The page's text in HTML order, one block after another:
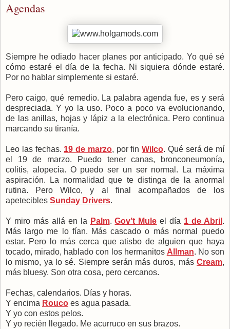
Agendas
Siempre he odiado hacer planes por anticipado. Yo qué sé
cómo estaré el día de la fecha. Ni siquiera dónde estaré.
Por no hablar simplemente si estaré.
Pero caigo, qué remedio. La palabra agenda fue, es y será
despreciada. Y yo la uso. Poco a poco va evolucionando,
de las anillas, hojas y lápiz a la electrónica. Pero continua
marcando su tiranía.
Leo las fechas. 19 de marzo, por fin Wilco. Qué será de mí
el 19 de marzo. Puedo tener canas, bronconeumonía,
colitis, alopecia. O puedo ser un ser normal. La máxima
aspiración. La normalidad que te distinga de la anormal
rutina. Pero Wilco, y al final acompañados de los
apetecibles Sunday Drivers.
Y miro más allá en la Palm.Gov’t Mule el día 1 de Abril .
Más largo me lo fían. Más cascado o más normal puedo
estar. Pero lo más cerca que atisbo de alguien que haya
tocado, mirado, hablado con los hermanitos Allman. No son
lo mismo, ya lo sé. Siempre serán más duros, más Cream,
más bluesy. Son otra cosa, pero cercanos.
Fechas, calendarios. Días y horas.
Y encima Rouco es agua pasada.
Y yo con estos pelos.
Y yo recién llegado. Me acurruco en sus brazos.